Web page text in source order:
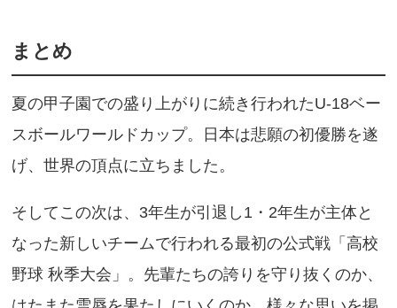
まとめ
夏の甲子園での盛り上がりに続き行われたU-18ベー
スボールワールドカップ。日本は悲願の初優勝を遂
げ、世界の頂点に立ちました。
そしてこの次は、3年生が引退し1・2年生が主体と
なった新しいチームで行われる最初の公式戦「高校
野球 秋季大会」。先輩たちの誇りを守り抜くのか、